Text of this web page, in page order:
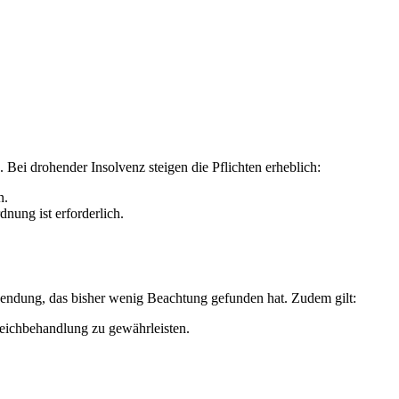
Bei drohender Insolvenz steigen die Pflichten erheblich:
ist erforderlich.
das bisher wenig Beachtung gefunden hat. Zudem gilt:
zu gewährleisten.